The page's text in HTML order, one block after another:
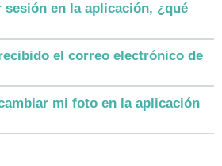
sesión en la aplicación, ¿qué
el correo electrónico de
mi foto en la aplicación